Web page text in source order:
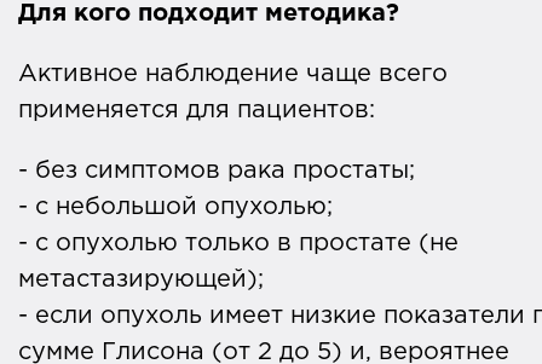
Для кого подходит методика?
Активное наблюдение чаще всего
применяется для пациентов:
- без симптомов рака простаты;
- с небольшой опухолью;
- с опухолью только в простате (не
метастазирующей);
- если опухоль имеет низкие показатели
сумме Глисона (от 2 до 5) и, вероятнее